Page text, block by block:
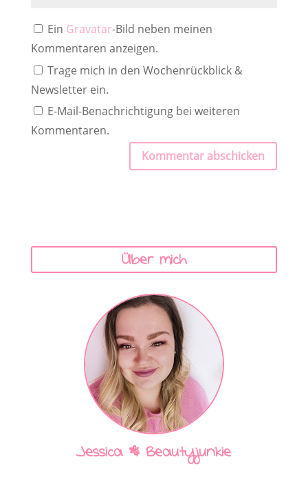
Ein Gravatar-Bild neben meinen
Kommentaren anzeigen.
Trage mich in den Wochenrückblick &
Newsletter ein.
E-Mail-Benachrichtigung bei weiteren
Kommentaren.
Kommentar abschicken
Über mich
Jessica | Beautyjunkie